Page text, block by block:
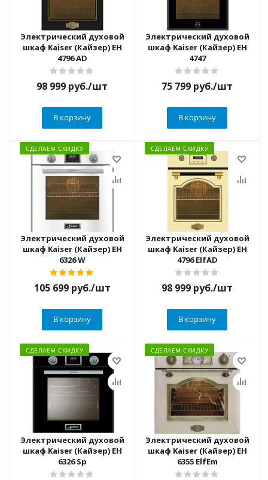
Электрический духовой
шкаф Kaiser (Кайзер) EH
4796 AD
98 999 руб./шт
В корзину
Электрический духовой
шкаф Kaiser (Кайзер) EH
4747
75 799 руб./шт
В корзину
СДЕЛАЕМ СКИДКУ
Электрический духовой
шкаф Kaiser (Кайзер) EH
6326 W
105 699руб./шт
В корзину
СДЕЛАЕМ СКИДКУ
Электрический духовой
шкаф Kaiser (Кайзер) EH
4796 ElfAD
98 999 руб./шт
В корзину
СДЕЛАЕМ СКИДКУ
Электрический духовой
шкаф Kaiser (Кайзер) EH
6326 Sp
СДЕЛАЕМ СКИДКУ
Электрический духовой
шкаф Kaiser (Кайзер) EH
6355 ElfEm